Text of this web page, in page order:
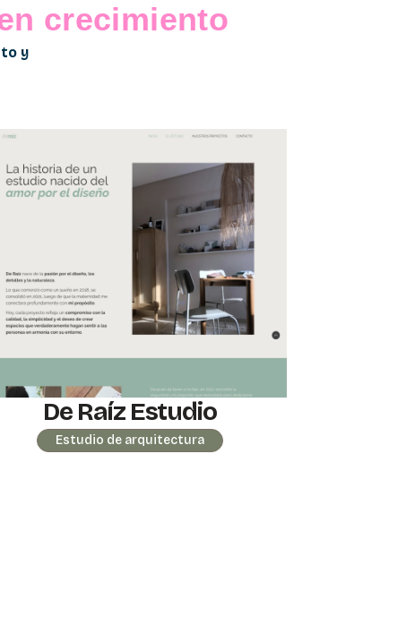
crecimiento
y
De Raíz Estudio
Estudio de arquitectura